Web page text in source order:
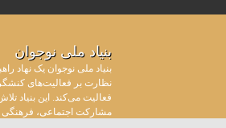
بنیاد ملی نوجوان
بنیاد ملی نوجوان یک نهاد
نظارت بر فعالیت‌های
فعالیت می‌کند. این بنیاد
مشارکت اجتماعی، فرهنگی